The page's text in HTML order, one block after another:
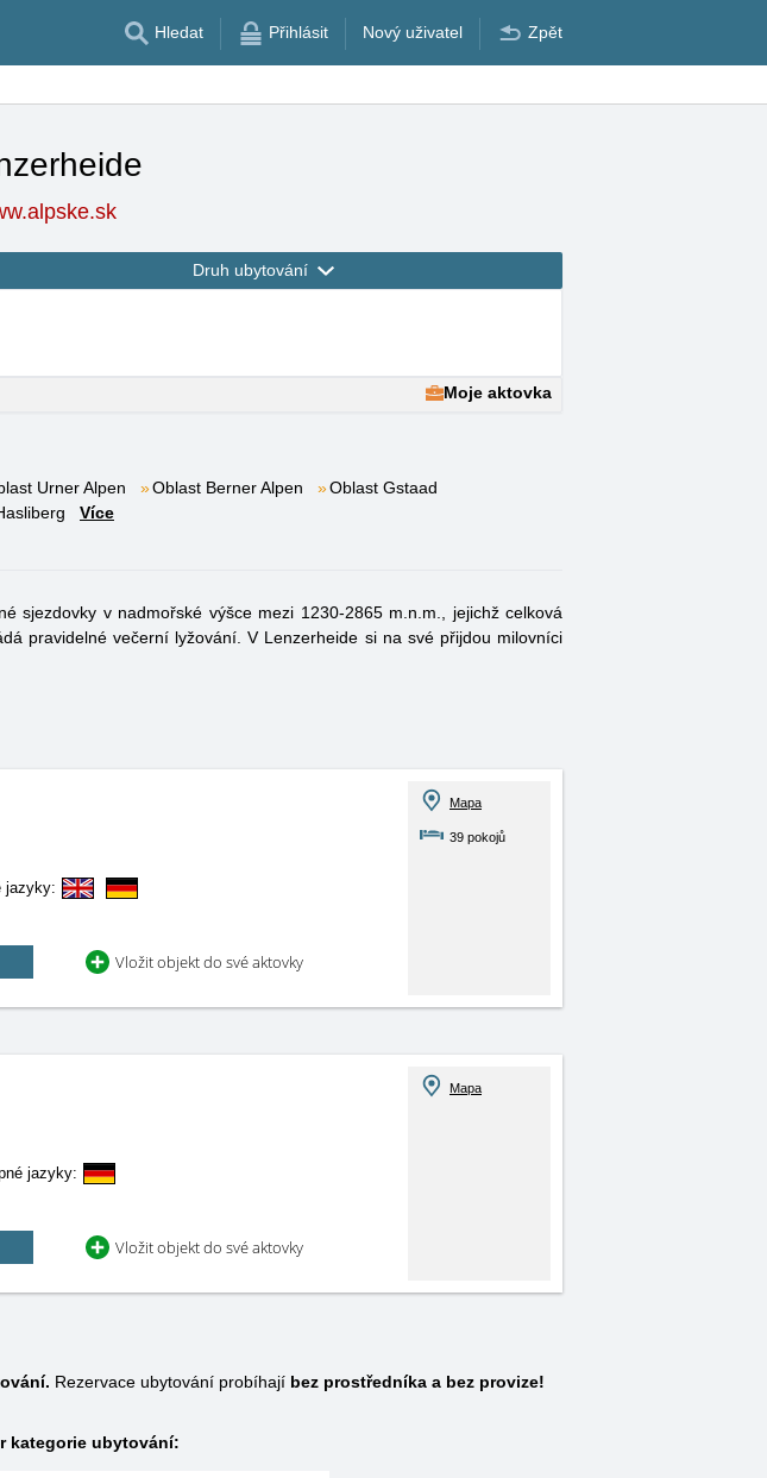
Hledat Přihlásit Nový uživatel Zpět
Druh ubytování
Moje aktovka
Urner Alpen Oblast Berner Alpen
Oblast Gstaad
Více
sjezdovky v nadmořské výšce mezi 1230-2865 m.n.m., jejichž celková
pravidelné večerní lyžování. V Lenzerheide si na své přijdou milovníci
jazyky:
Vložit objekt do své aktovky
Mapa
39 pokojů
jazyky:
Vložit objekt do své aktovky
Mapa
Rezervace ubytování probíhají bez prostředníka a bez provize!
kategorie ubytování: